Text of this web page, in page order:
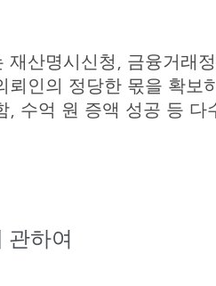
재산명시신청, 금융거래
뢰인의 정당한 몫을 확
, 수억 원 증액 성공 등 다
관하여